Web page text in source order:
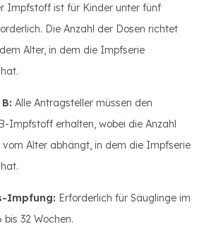
Impfstoff ist für Kinder unter fünf
Die Anzahl der Dosen richtet
Alter, in dem die Impfserie
Alle Antragsteller müssen den
Impfstoff erhalten, wobei die Anzahl
vom Alter abhängt, in dem die Impfserie
Impfung: Erforderlich für Säuglinge im
32 Wochen.